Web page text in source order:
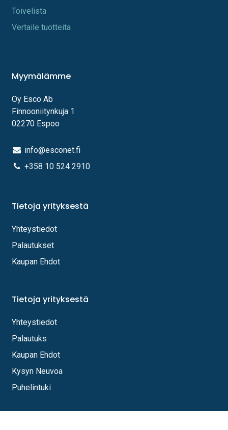
Toi​velista
Vertaile tuotteita
Myymälämme
Oy Esco Ab
Finnooniitynkuja 1
02270 Espoo
info@esconet.fi
+358 10 524 2910
Tietoja yrityksestä
Yhteystiedot
Palautukset
Kaupan Ehdot
Tietoja yrityksestä
Yhteystiedot
Palautuks
Kaupan Ehdot
Kysyn Neuvoa
Puhelintuki